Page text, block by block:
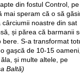
din fostul Control, pe
mai speram că o să
noastre din sat
și părea că barmanii
bere. S-a transformat
gașcă de 10-15
și multe altele, pe
Baltă)